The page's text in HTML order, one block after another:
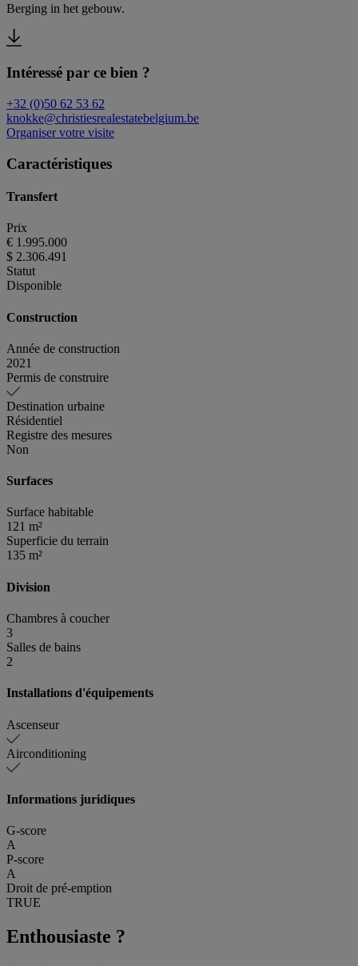
Berging in het gebouw.
Intéressé par ce bien ?
+32 (0)50 62 53 62
knokke@christiesrealestatebelgium.be
Organiser votre visite
Caractéristiques
Transfert
Prix
€ 1.995.000
$ 2.306.491
Statut
Disponible
Construction
Année de construction
2021
Permis de construire
Destination urbaine
Résidentiel
Registre des mesures
Non
Surfaces
Surface habitable
121 m²
Superficie du terrain
135 m²
Division
Chambres à coucher
3
Salles de bains
2
Installations d'équipements
Ascenseur
Airconditioning
Informations juridiques
G-score
A
P-score
A
Droit de pré-emption
TRUE
Enthousiaste ?